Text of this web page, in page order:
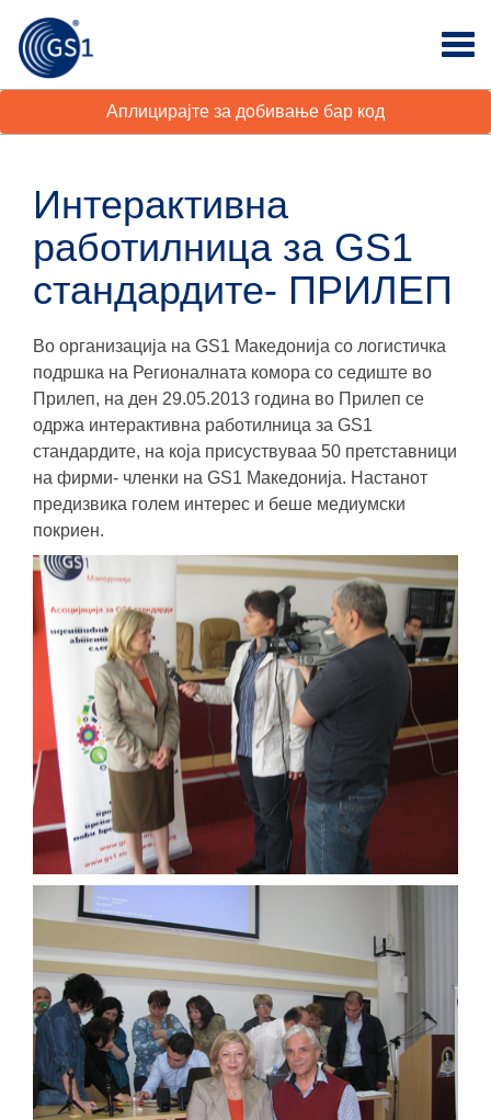
Аплицирајте за добивање бар код
Интерактивна
работилница за GS1
стандардите- ПРИЛЕП
Во организација на GS1 Македонија со логистичка
подршка на Регионалната комора со седиште во
Прилеп, на ден 29.05.2013 година во Прилеп се
одржа интерактивна работилница за GS1
стандардите, на која присуствуваа 50 претставници
на фирми- членки на GS1 Македонија. Настанот
предизвика голем интерес и беше медиумски
покриен.